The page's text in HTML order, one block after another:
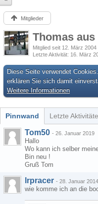
Mitglieder
Thomas aus
Mitglied seit 12. März 2004
Letzte Aktivität 16. März
Diese Seite verwendet
erklären Sie sich damit
Weitere Informationen
Pinnwand Letzte
Tom50 - 26. Januar 2019
Hallo
Wo kann ich selber
Bin neu !
Gruß Tom
lrpracer - 28. Januar 2014
wie komme ich an die